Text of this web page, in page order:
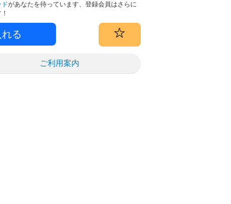
があなたを待っています、登録会員はさらに
ご利用案内